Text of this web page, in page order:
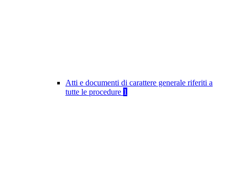
Atti e documenti di carattere generale riferiti a
tutte le procedure 1